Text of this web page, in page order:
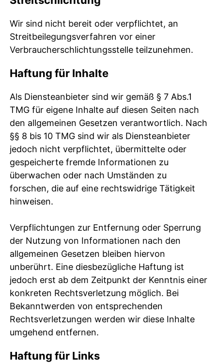
Wir sind nicht bereit oder verpflichtet, an
Streitbeilegungsverfahren vor einer
Verbraucherschlichtungsstelle teilzunehmen.
Haftung für Inhalte
Als Diensteanbieter sind wir gemäß § 7 Abs.1
TMG für eigene Inhalte auf diesen Seiten nach
den allgemeinen Gesetzen verantwortlich. Nach
§§ 8 bis 10 TMG sind wir als Diensteanbieter
jedoch nicht verpflichtet, übermittelte oder
gespeicherte fremde Informationen zu
überwachen oder nach Umständen zu
forschen, die auf eine rechtswidrige Tätigkeit
hinweisen.
Verpflichtungen zur Entfernung oder Sperrung
der Nutzung von Informationen nach den
allgemeinen Gesetzen bleiben hiervon
unberührt. Eine diesbezügliche Haftung ist
jedoch erst ab dem Zeitpunkt der Kenntnis einer
konkreten Rechtsverletzung möglich. Bei
Bekanntwerden von entsprechenden
Rechtsverletzungen werden wir diese Inhalte
umgehend entfernen.
Haftung für Links